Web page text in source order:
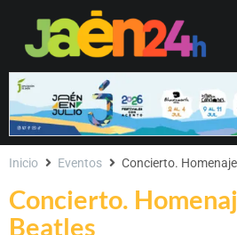
Concierto.
Beatles
Inicio Eventos Concierto.